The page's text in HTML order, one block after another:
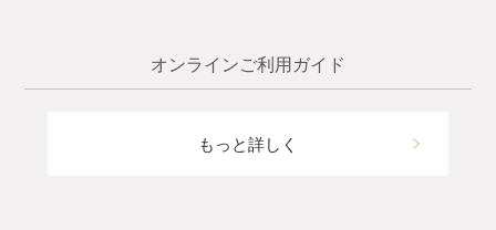
オンラインご利用ガイド
もっと詳しく